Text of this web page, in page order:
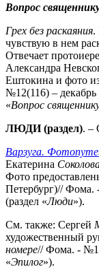
Вопрос
Грех без раскаяния.
чувствую в нем
Отвечает
Александра
Ештокина и фото
№12(116) – декабрь
«Вопрос
ЛЮДИ (раздел). –
Варзуга.
Екатерина
Фото
Петербург)// Фома.
(раздел «Люди»).
См. также: Сергей
художественный
номере// Фома. -
«Эпилог»).